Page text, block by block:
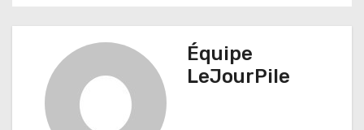
Équipe
LeJourPile